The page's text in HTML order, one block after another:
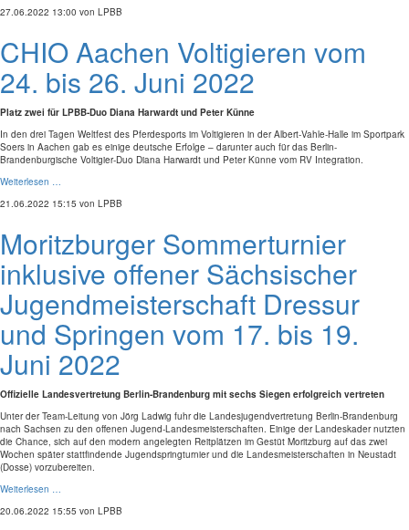
27.06.2022 13:00 von LPBB
CHIO Aachen Voltigieren vom
24. bis 26. Juni 2022
Platz zwei für LPBB-Duo Diana Harwardt und Peter Künne
In den drei Tagen Weltfest des Pferdesports im Voltigieren in der Albert-Vahle-Halle im Sportpark
Soers in Aachen gab es einige deutsche Erfolge – darunter auch für das Berlin-
Brandenburgische Voltigier-Duo Diana Harwardt und Peter Künne vom RV Integration.
Weiterlesen …
21.06.2022 15:15 von LPBB
Moritzburger Sommerturnier
inklusive offener Sächsischer
Jugendmeisterschaft Dressur
und Springen vom 17. bis 19.
Juni 2022
Offizielle Landesvertretung Berlin-Brandenburg mit sechs Siegen erfolgreich vertreten
Unter der Team-Leitung von Jörg Ladwig fuhr die Landesjugendvertretung Berlin-Brandenburg
nach Sachsen zu den offenen Jugend-Landesmeisterschaften. Einige der Landeskader nutzten
die Chance, sich auf den modern angelegten Reitplätzen im Gestüt Moritzburg auf das zwei
Wochen später stattfindende Jugendspringturnier und die Landesmeisterschaften in Neustadt
(Dosse) vorzubereiten.
Weiterlesen …
20.06.2022 15:55 von LPBB